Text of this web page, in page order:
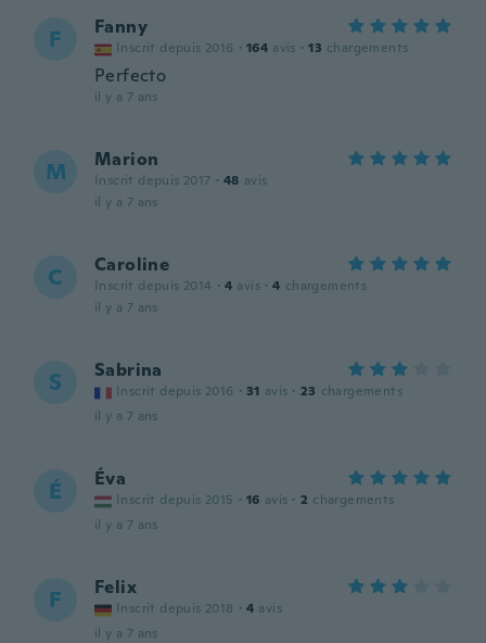
F Fanny
Inscrit depuis 2016 · 164 avis · 13 chargements
Perfecto
il y a 7 ans
M Marion
Inscrit depuis 2017 · 48 avis
il y a 7 ans
C Caroline
Inscrit depuis 2014 · 4 avis · 4 chargements
il y a 7 ans
S Sabrina
Inscrit depuis 2016 · 31 avis · 23 chargements
il y a 7 ans
É Éva
Inscrit depuis 2015 · 16 avis · 2 chargements
il y a 7 ans
F Felix
Inscrit depuis 2018 · 4 avis
il y a 7 ans